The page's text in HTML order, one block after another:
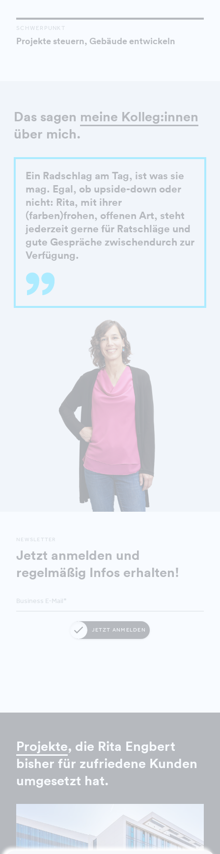
SCHWERPUNKT
Projekte steuern, Gebäude entwickeln
Das sagen meine Kolleg:innen
über mich.
Ein Radschlag am Tag, ist was sie
mag. Egal, ob upside-down oder
nicht: Rita, mit ihrer
(farben)frohen, offenen Art, steht
jederzeit gerne für Ratschläge und
gute Gespräche zwischendurch zur
Verfügung.
NEWSLETTER
Jetzt anmelden und
regelmäßig Infos erhalten!
JETZT ANMELDEN
Projekte, die Rita Engbert
bisher für zufriedene Kunden
umgesetzt hat.